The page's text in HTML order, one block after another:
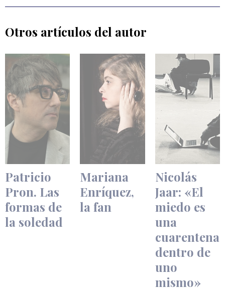
Otros artículos del autor
Patricio
Pron. Las
formas de
la soledad
Mariana
Enríquez,
la fan
Nicolás
Jaar: «El
miedo es
una
cuarentena
dentro de
uno
mismo»